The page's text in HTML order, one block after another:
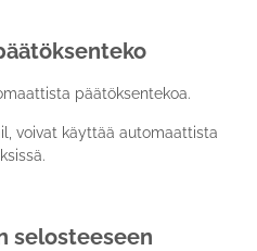
päätöksentekoa.
voivat käyttää automaattista
selosteeseen